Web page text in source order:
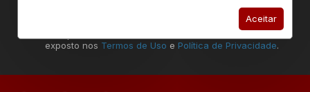
Aceitar
Declaro estar ciente que a ação de envio deste
formulário permite que eu seja contatado pela
exposto nos Termos de Uso e Política de Privacidade.